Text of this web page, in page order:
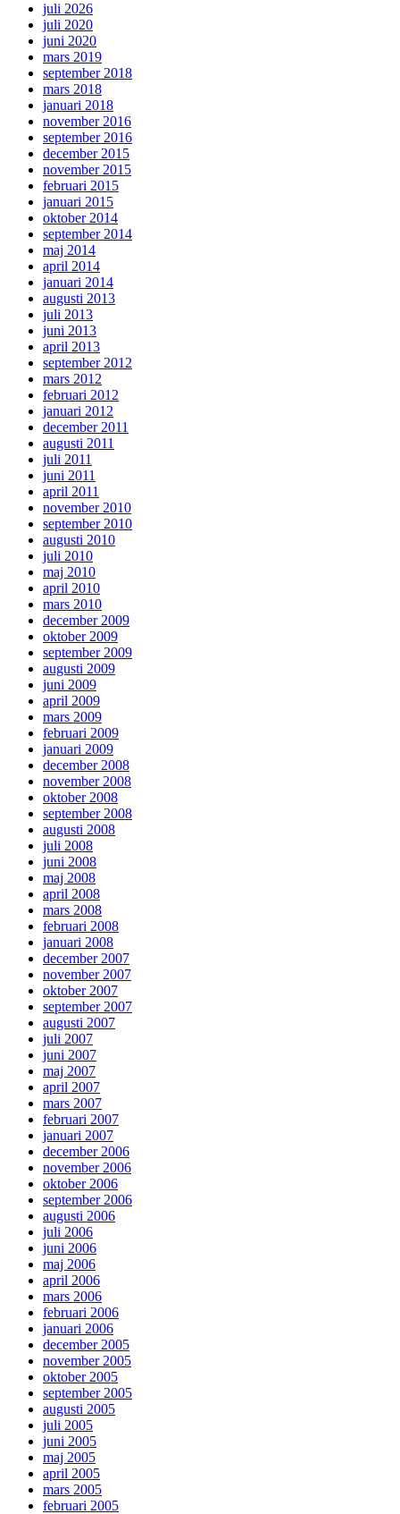
juli 2026
juli 2020
juni 2020
mars 2019
september 2018
mars 2018
januari 2018
november 2016
september 2016
december 2015
november 2015
februari 2015
januari 2015
oktober 2014
september 2014
maj 2014
april 2014
januari 2014
augusti 2013
juli 2013
juni 2013
april 2013
september 2012
mars 2012
februari 2012
januari 2012
december 2011
augusti 2011
juli 2011
juni 2011
april 2011
november 2010
september 2010
augusti 2010
juli 2010
maj 2010
april 2010
mars 2010
december 2009
oktober 2009
september 2009
augusti 2009
juni 2009
april 2009
mars 2009
februari 2009
januari 2009
december 2008
november 2008
oktober 2008
september 2008
augusti 2008
juli 2008
juni 2008
maj 2008
april 2008
mars 2008
februari 2008
januari 2008
december 2007
november 2007
oktober 2007
september 2007
augusti 2007
juli 2007
juni 2007
maj 2007
april 2007
mars 2007
februari 2007
januari 2007
december 2006
november 2006
oktober 2006
september 2006
augusti 2006
juli 2006
juni 2006
maj 2006
april 2006
mars 2006
februari 2006
januari 2006
december 2005
november 2005
oktober 2005
september 2005
augusti 2005
juli 2005
juni 2005
maj 2005
april 2005
mars 2005
februari 2005